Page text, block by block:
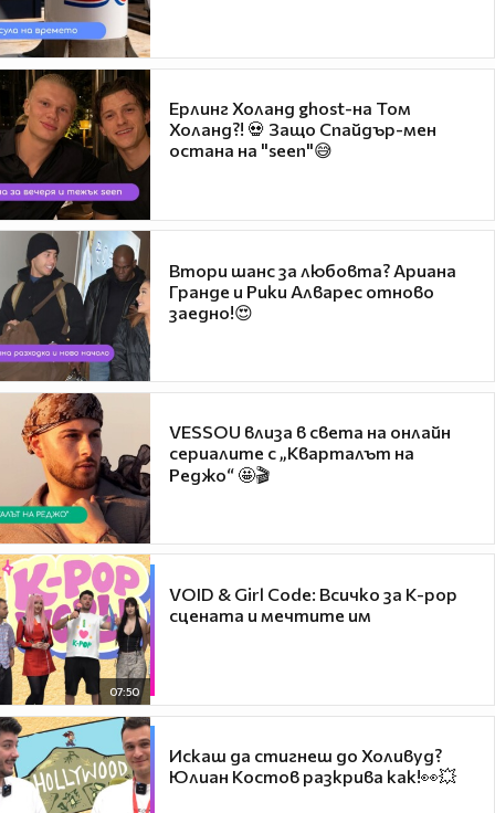
Ерлинг Холанд ghost-на Том
Холанд?! 💀 Защо Спайдър-мен
остана на "seen"😅
Втори шанс за любовта? Ариана
Гранде и Рики Алварес отново
заедно!😍
VESSOU влиза в света на онлайн
сериалите с „Кварталът на
Реджо“ 🤩🎬
07:50
VOID & Girl Code: Всичко за K-pop
сцената и мечтите им
Искаш да стигнеш до Холивуд?
Юлиан Костов разкрива как!👀💥